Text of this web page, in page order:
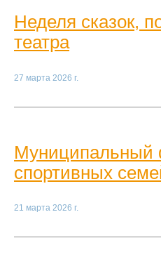
Неделя сказок,
театра
27 марта 2026 г.
Муниципальный
спортивных
21 марта 2026 г.